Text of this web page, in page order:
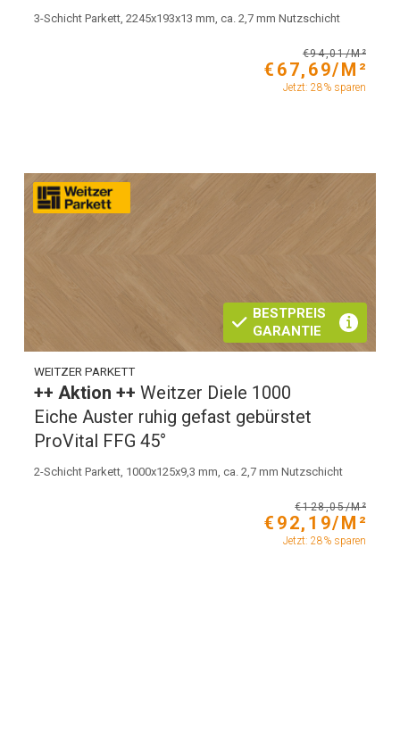
3-Schicht Parkett, 2245x193x13 mm, ca. 2,7 mm Nutzschicht
€94,01/M²
€67,69/M²
Jetzt: 28% sparen
BESTPREIS
GARANTIE
WEITZER PARKETT
++ Aktion ++Weitzer Diele 1000
Eiche Auster ruhig gefast gebürstet
ProVital FFG 45°
2-Schicht Parkett, 1000x125x9,3 mm, ca. 2,7 mm Nutzschicht
€128,05/M²
€92,19/M²
Jetzt: 28% sparen